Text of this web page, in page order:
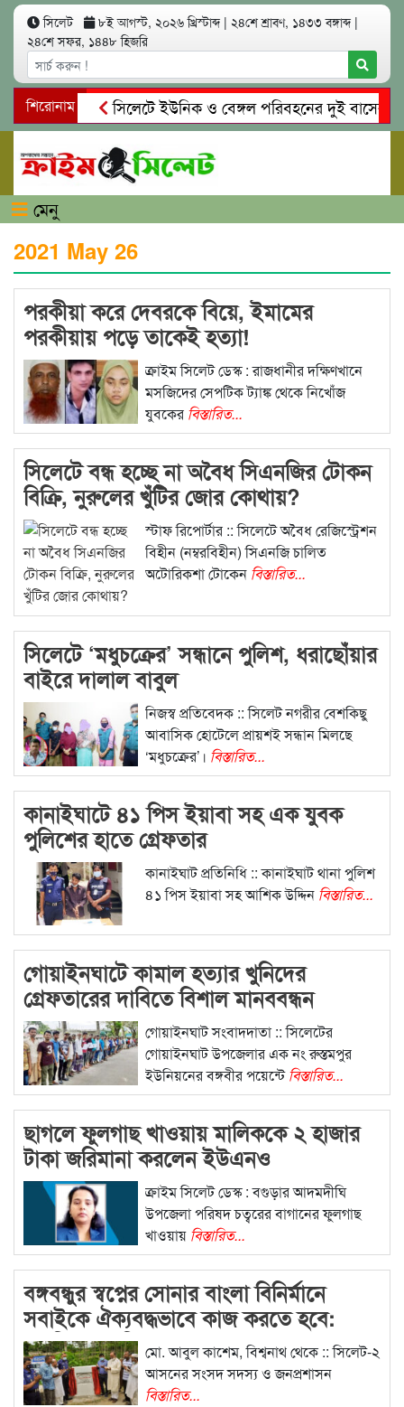
সিলেট ৮ই আগস্ট, ২০২৬ খ্রিস্টাব্দ | ২৪শে শ্রাবণ, ১৪৩৩ বঙ্গাব্দ |
২৪শে সফর, ১৪৪৮ হিজরি
শিরোনাম
সিলেটে ইউনিক ও বেঙ্গল পরিবহনের দুই বাসের
গোয়াইনঘাটে প্রেমের ফাঁদে তরুণী পাচার: মাদকাসক্ত
মেনু
2021 May 26
পরকীয়া করে দেবরকে বিয়ে, ইমামের
পরকীয়ায় পড়ে তাকেই হত্যা!
ক্রাইম সিলেট ডেস্ক : রাজধানীর দক্ষিণখানে
মসজিদের সেপটিক ট্যাঙ্ক থেকে নিখোঁজ
যুবকের বিস্তারিত...
সিলেটে বন্ধ হচ্ছে না অবৈধ সিএনজির টোকন
বিক্রি, নুরুলের খুঁটির জোর কোথায়?
স্টাফ রিপোর্টার :: সিলেটে অবৈধ রেজিস্ট্রেশন
বিহীন (নম্বরবিহীন) সিএনজি চালিত
অটোরিকশা টোকেন বিস্তারিত...
সিলেটে ‘মধুচক্রের’ সন্ধানে পুলিশ, ধরাছোঁয়ার
বাইরে দালাল বাবুল
নিজস্ব প্রতিবেদক :: সিলেট নগরীর বেশকিছু
আবাসিক হোটেলে প্রায়শই সন্ধান মিলছে
‘মধুচক্রের’। বিস্তারিত...
কানাইঘাটে ৪১ পিস ইয়াবা সহ এক যুবক
পুলিশের হাতে গ্রেফতার
কানাইঘাট প্রতিনিধি :: কানাইঘাট থানা পুলিশ
৪১ পিস ইয়াবা সহ আশিক উদ্দিন বিস্তারিত...
গোয়াইনঘাটে কামাল হত্যার খুনিদের
গ্রেফতারের দাবিতে বিশাল মানববন্ধন
গোয়াইনঘাট সংবাদদাতা :: সিলেটের
গোয়াইনঘাট উপজেলার এক নং রুস্তমপুর
ইউনিয়নের বঙ্গবীর পয়েন্টেবিস্তারিত...
ছাগলে ফুলগাছ খাওয়ায় মালিককে ২ হাজার
টাকা জরিমানা করলেন ইউএনও
ক্রাইম সিলেট ডেস্ক : বগুড়ার আদমদীঘি
উপজেলা পরিষদ চত্বরের বাগানের ফুলগাছ
খাওয়ায় বিস্তারিত...
বঙ্গবন্ধুর স্বপ্নের সোনার বাংলা বিনির্মানে
সবাইকে ঐক্যবদ্ধভাবে কাজ করতে হবে:
এমপি মোকাব্বিরমো. আবুল কাশেম, বিশ্বনাথ থেকে :: সিলেট-২
আসনের সংসদ সদস্য ও জনপ্রশাসন
বিস্তারিত...